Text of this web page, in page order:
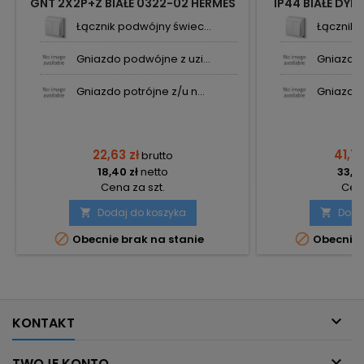
GNT 2X2P+Z BIAŁE 0322-02 HERMES
Łącznik podwójny świec...
Gniazdo podwójne z uzi...
Gniazdo potrójne z/u n...
22,63 złbrutto
18,40 złnetto
Cena za szt.
 Dodaj do koszyka
 Obecnie brak na stanie
IP44 BIAŁE
Łącznik


KONTAKT 